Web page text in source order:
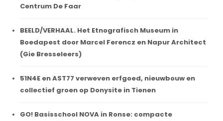
Centrum De Faar
BEELD/VERHAAL. Het Etnografisch Museum in
Boedapest door Marcel Ferencz en Napur Architect
(Gie Bresseleers)
51N4E en AST77 verweven erfgoed, nieuwbouw en
collectief groen op Donysite in Tienen
GO! Basisschool NOVA in Ronse: compacte